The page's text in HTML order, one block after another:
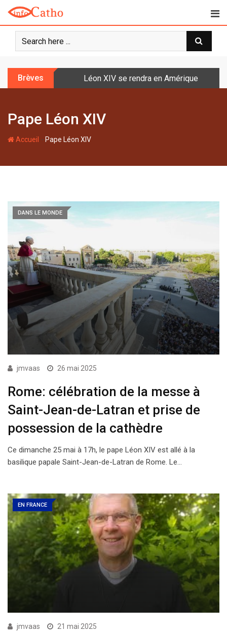
o
Brèves Le cardinal Parolin au Guatemala
Pape Léon XIV
Accueil - Pape Léon XIV
DANS LE MONDE
jmvaas 26 mai 2025
Rome: célébration de la messe à
Saint-Jean-de-Latran et prise de
possession de la cathèdre
Ce dimanche 25 mai à 17h, le pape Léon XIV est allé à la
basilique papale Saint-Jean-de-Latran de Rome. Le…
EN FRANCE
jmvaas 21 mai 2025